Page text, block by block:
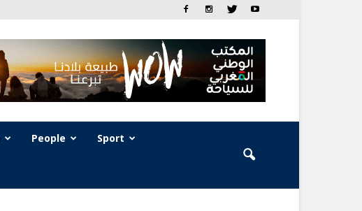
People Sport